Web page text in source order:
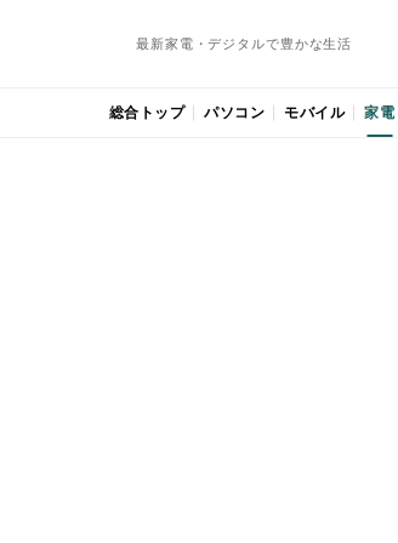
最新家電・デジタルで豊かな生活
総合トップ パソコン モバイル 家電